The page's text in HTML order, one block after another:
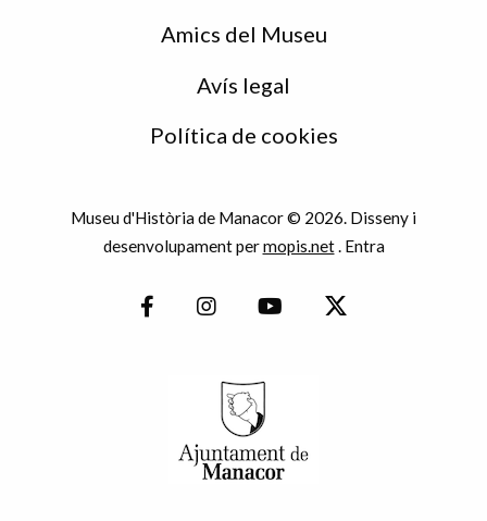
Amics del Museu
Avís legal
Política de cookies
Museu d'Història de Manacor © 2026. Disseny i
desenvolupament permopis.net. Entra